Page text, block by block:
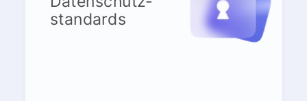
standards